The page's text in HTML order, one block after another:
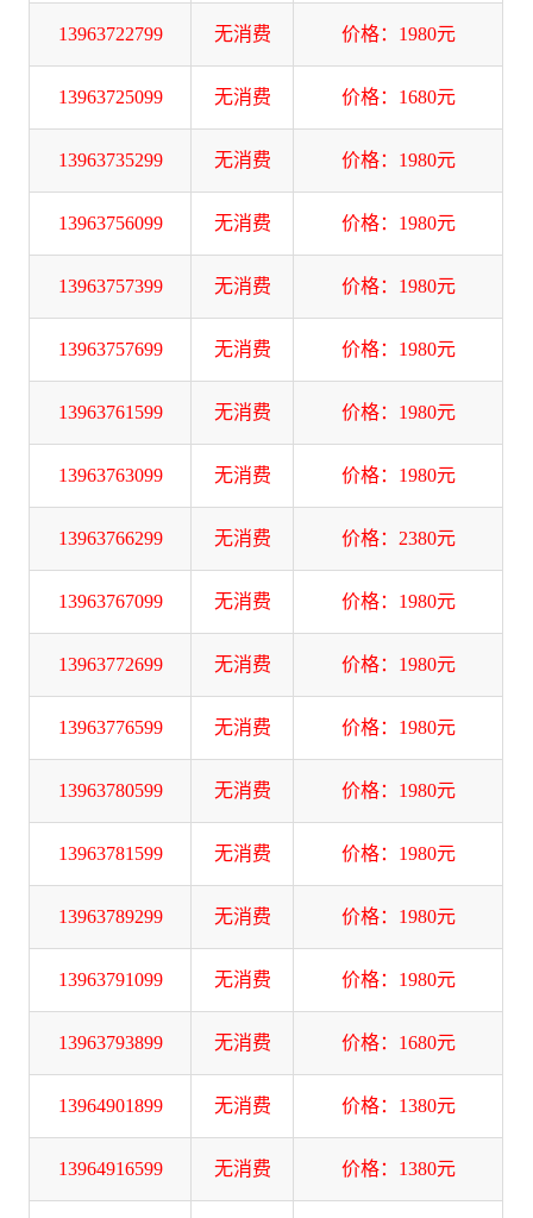
13963722799 无消费 价格：1980元
13963725099 无消费 价格：1680元
13963735299 无消费 价格：1980元
13963756099 无消费 价格：1980元
13963757399 无消费 价格：1980元
13963757699 无消费 价格：1980元
13963761599 无消费 价格：1980元
13963763099 无消费 价格：1980元
13963766299 无消费 价格：2380元
13963767099 无消费 价格：1980元
13963772699 无消费 价格：1980元
13963776599 无消费 价格：1980元
13963780599 无消费 价格：1980元
13963781599 无消费 价格：1980元
13963789299 无消费 价格：1980元
13963791099 无消费 价格：1980元
13963793899 无消费 价格：1680元
13964901899 无消费 价格：1380元
13964916599 无消费 价格：1380元